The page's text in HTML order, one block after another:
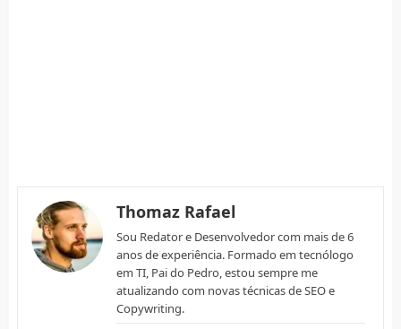
Thomaz Rafael
Sou Redator e Desenvolvedor com mais de 6
anos de experiência. Formado em tecnólogo
em TI, Pai do Pedro, estou sempre me
atualizando com novas técnicas de SEO e
Copywriting.